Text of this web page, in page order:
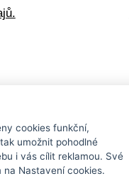
cookies funkční,
umožnit pohodlné
i vás cílit reklamou. Své
Nastavení cookies.